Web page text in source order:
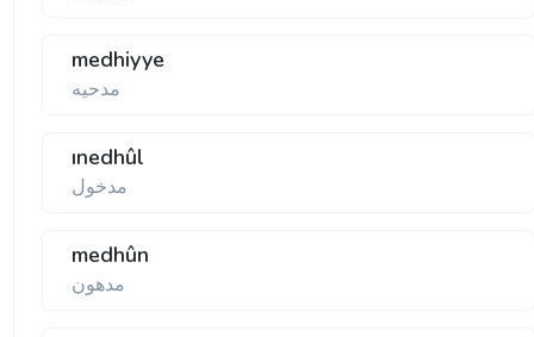
medhiyye
مدحيه
ınedhûl
مدخول
medhûn
مدهون